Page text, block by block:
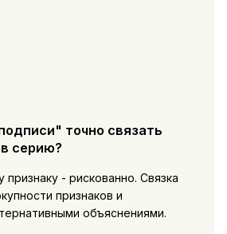
точно связать
серию?
- рискованно. Связка
признаков и
объяснениями.